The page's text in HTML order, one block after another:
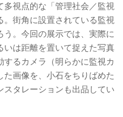
視点的な「管理社会／監視
街角に設置されている監視
。今回の展示では、実際に
いは距離を置いて捉えた写真
るカメラ（明らかに監視カ
た画像を、小石をちりばめた
スタレーションも出品してい